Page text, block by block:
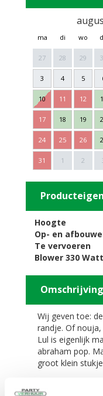
ma di wo
27 28 29
3 4 5
10 11 12
17 18 19
24 25 26
31 1 2
Hoogte
Op- en
Te vervoeren
Blower 330 Watt
Omschrijving
Wij geven toe:
randje. Of
Lul is eigenlijk
abraham pop.
groot klein